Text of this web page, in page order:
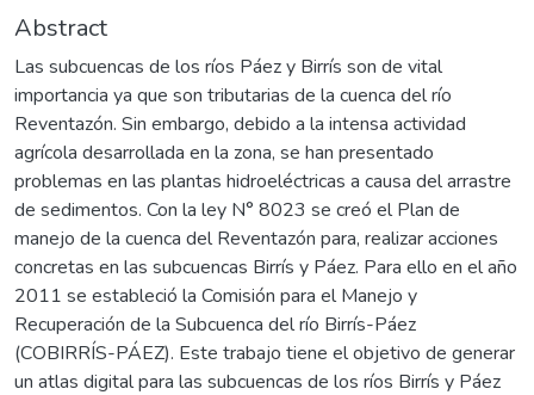
Abstract
Las subcuencas de los ríos Páez y Birrís son de vital
importancia ya que son tributarias de la cuenca del río
Reventazón. Sin embargo, debido a la intensa actividad
agrícola desarrollada en la zona, se han presentado
problemas en las plantas hidroeléctricas a causa del arrastre
de sedimentos. Con la ley N° 8023 se creó el Plan de
manejo de la cuenca del Reventazón para, realizar acciones
concretas en las subcuencas Birrís y Páez. Para ello en el año
2011 se estableció la Comisión para el Manejo y
Recuperación de la Subcuenca del río Birrís-Páez
(COBIRRÍS-PÁEZ). Este trabajo tiene el objetivo de generar
un atlas digital para las subcuencas de los ríos Birrís y Páez